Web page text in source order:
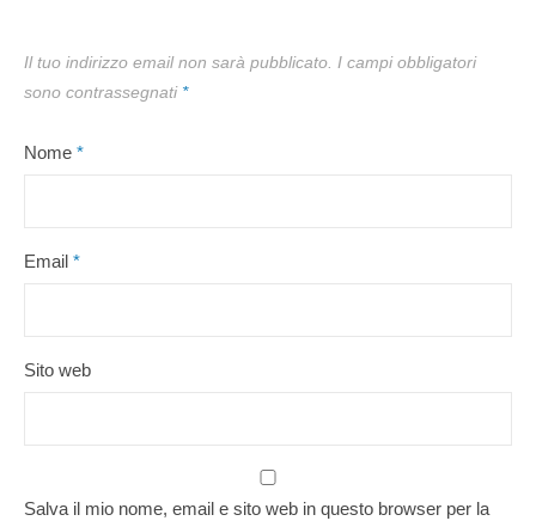
Il tuo indirizzo email non sarà pubblicato. I campi obbligatori
sono contrassegnati *
Nome *
Email *
Sito web
Salva il mio nome, email e sito web in questo browser per la